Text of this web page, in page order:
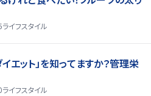
ライフスタイル
エット」を知ってますか？管理栄
ライフスタイル